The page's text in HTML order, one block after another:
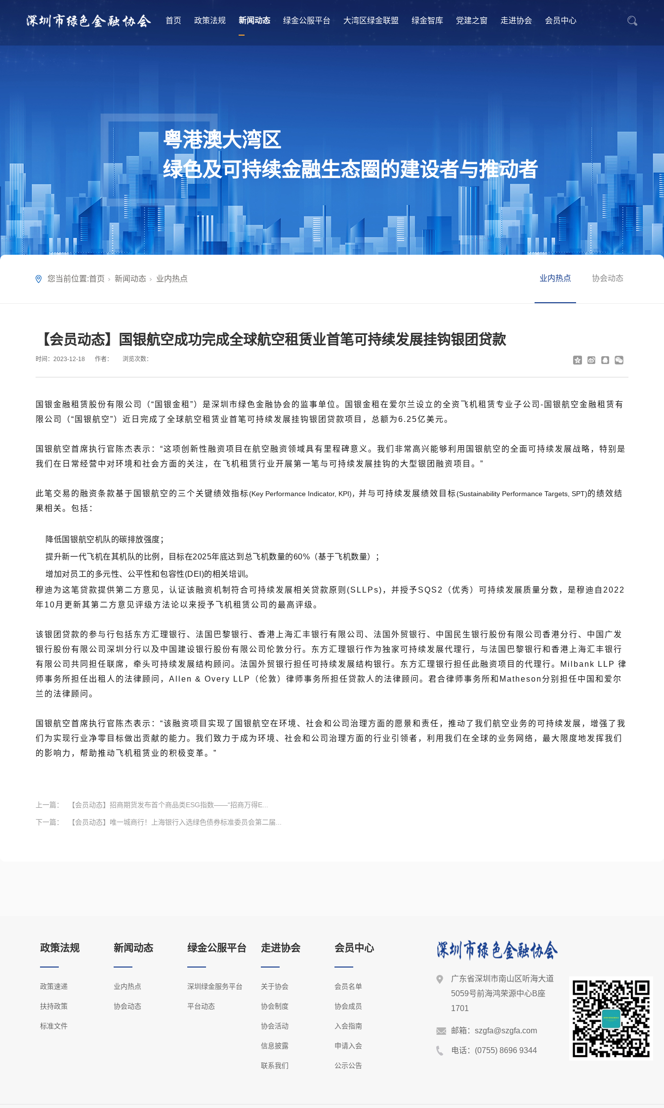
首页 政策法规 新闻动态 绿金公服平台 大湾区绿金联盟 绿金智库 党建之窗 走进协会 会员中心
粤港澳大湾区
绿色及可持续金融生态圈的建设者与推动者
您当前位置:首页 新闻动态 业内热点 业内热点 协会动态
【会员动态】国银航空成功完成全球航空租赁业首笔可持续发展挂钩银团贷款
时间： 2023-12-18 作者： 浏览次数：
国银金融租赁股份有限公司（“国银金租”）是深圳市绿色金融协会的监事单位。国银金租在爱尔兰设立的全资飞机租赁专业子公司-国银航空金融租赁有
限公司（“国银航空”）近日完成了全球航空租赁业首笔可持续发展挂钩银团贷款项目，总额为6.25亿美元。
国银航空首席执行官陈杰表示：“这项创新性融资项目在航空融资领域具有里程碑意义。我们非常高兴能够利用国银航空的全面可持续发展战略，特别是
我们在日常经营中对环境和社会方面的关注，在飞机租赁行业开展第一笔与可持续发展挂钩的大型银团融资项目。”
此笔交易的融资条款基于国银航空的三个关键绩效指标(Key Performance Indicator, KPI)， 并与可持续发展绩效目标(Sustainability Performance Targets, SPT)的绩效结
果相关。包括：
降低国银航空机队的碳排放强度；
提升新一代飞机在其机队的比例，目标在2025年底达到总飞机数量的60%（基于飞机数量）；
增加对员工的多元性、公平性和包容性(DEI)的相关培训。
穆迪为这笔贷款提供第二方意见，认证该融资机制符合可持续发展相关贷款原则(SLLPs)，并授予SQS2（优秀）可持续发展质量分数，是穆迪自2022
年10月更新其第二方意见评级方法论以来授予飞机租赁公司的最高评级。
该银团贷款的参与行包括东方汇理银行、法国巴黎银行、香港上海汇丰银行有限公司、法国外贸银行、中国民生银行股份有限公司香港分行、中国广发
银行股份有限公司深圳分行以及中国建设银行股份有限公司伦敦分行。东方汇理银行作为独家可持续发展代理行，与法国巴黎银行和香港上海汇丰银行
有限公司共同担任联席，牵头可持续发展结构顾问。法国外贸银行担任可持续发展结构银行。东方汇理银行担任此融资项目的代理行。Milbank LLP 律
师事务所担任出租人的法律顾问，Allen & Overy LLP（伦敦）律师事务所担任贷款人的法律顾问。君合律师事务所和Matheson分别担任中国和爱尔
兰的法律顾问。
国银航空首席执行官陈杰表示：“该融资项目实现了国银航空在环境、社会和公司治理方面的愿景和责任，推动了我们航空业务的可持续发展，增强了我
们为实现行业净零目标做出贡献的能力。我们致力于成为环境、社会和公司治理方面的行业引领者，利用我们在全球的业务网络，最大限度地发挥我们
的影响力，帮助推动飞机租赁业的积极变革。 ”
上一篇： 【会员动态】招商期货发布首个商品类ESG指数——“招商万得E...
下一篇： 【会员动态】唯一城商行！上海银行入选绿色债券标准委员会第二届...
政策法规
政策速递
扶持政策
标准文件
新闻动态
业内热点
协会动态
绿金公服平台
深圳绿金服务平台
平台动态
走进协会
关于协会
协会制度
协会活动
信息披露
联系我们
会员中心
会员名单
协会成员
入会指南
申请入会
公示公告
广东省深圳市南山区听海大道
5059号前海鸿荣源中心B座
1701
邮箱：szgfa@szgfa.com
电话：(0755) 8696 9344